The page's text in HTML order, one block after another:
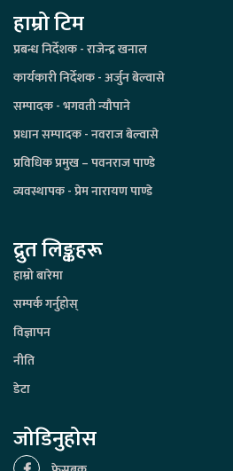
हाम्रो टिम
प्रबन्ध निर्देशक - राजेन्द्र खनाल
कार्यकारी निर्देशक - अर्जुन बेल्वासे
सम्पादक - भगवती न्यौपाने
प्रधान सम्पादक - नवराज बेल्वासे
प्रविधिक प्रमुख – पवनराज पाण्डे
व्यवस्थापक - प्रेम नारायण पाण्डे
द्रुत लिङ्कहरू
हाम्रो बारेमा
सम्पर्क गर्नुहोस्
विज्ञापन
नीति
डेटा
जोडिनुहोस